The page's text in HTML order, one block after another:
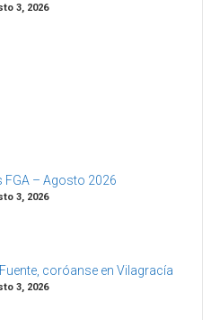
3, 2026
FGA – Agosto 2026
3, 2026
coróanse en Vilagracía
3, 2026